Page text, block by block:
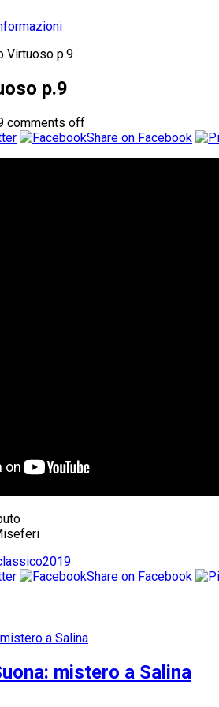
Virtuoso p.9
p.9
comments off
Share on Facebook
Share on Facebook
mistero a Salina